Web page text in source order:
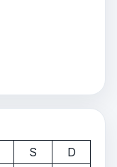
S
D